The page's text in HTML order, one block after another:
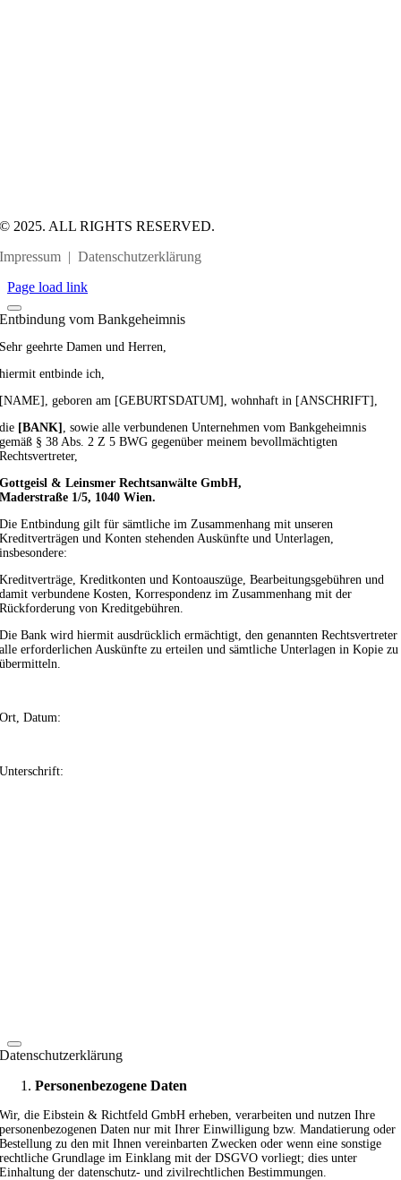
© 2025. ALL RIGHTS RESERVED.
Impressum |Datenschutzerklärung
Page load link
Entbindung vom Bankgeheimnis
Sehr geehrte Damen und Herren,
hiermit entbinde ich,
[NAME], geboren am [GEBURTSDATUM], wohnhaft in [ANSCHRIFT],
die [BANK] , sowie alle verbundenen Unternehmen vom Bankgeheimnis
gemäß § 38 Abs. 2 Z 5 BWG gegenüber meinem bevollmächtigten
Rechtsvertreter,
Gottgeisl & Leinsmer Rechtsanwälte GmbH,
Maderstraße 1/5, 1040 Wien.
Die Entbindung gilt für sämtliche im Zusammenhang mit unseren
Kreditverträgen und Konten stehenden Auskünfte und Unterlagen,
insbesondere:
Kreditverträge, Kreditkonten und Kontoauszüge, Bearbeitungsgebühren und
damit verbundene Kosten, Korrespondenz im Zusammenhang mit der
Rückforderung von Kreditgebühren.
Die Bank wird hiermit ausdrücklich ermächtigt, den genannten Rechtsvertreter
alle erforderlichen Auskünfte zu erteilen und sämtliche Unterlagen in Kopie zu
übermitteln.
Ort, Datum:
Unterschrift:
Datenschutzerklärung
Personenbezogene Daten
Wir, die Eibstein & Richtfeld GmbH erheben, verarbeiten und nutzen Ihre
personenbezogenen Daten nur mit Ihrer Einwilligung bzw. Mandatierung oder
Bestellung zu den mit Ihnen vereinbarten Zwecken oder wenn eine sonstige
rechtliche Grundlage im Einklang mit der DSGVO vorliegt; dies unter
Einhaltung der datenschutz- und zivilrechtlichen Bestimmungen.